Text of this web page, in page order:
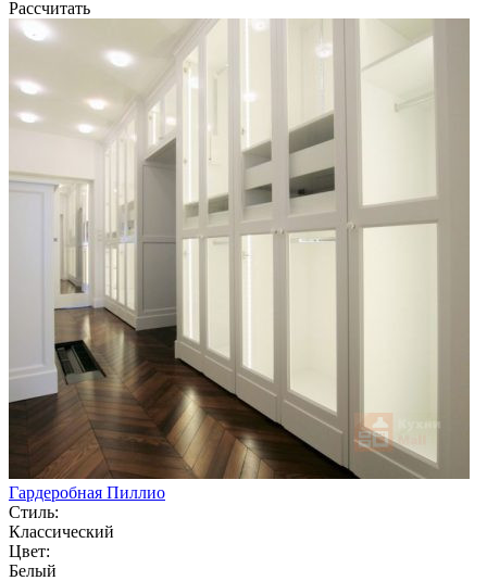
Рассчитать
Гардеробная Пиллио
Стиль:
Классический
Цвет:
Белый